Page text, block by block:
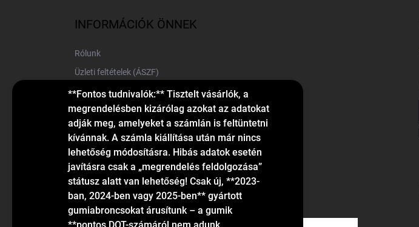
**Fontos tudnivalók:** Tisztelt vásárlók, a
megrendelésben kizárólag azokat az adatokat
adják meg, amelyeket a számlán is feltüntetni
kívánnak. A számla kiállítása után már nincs
lehetőség módosításra. Hibás adatok esetén
javításra csak a „megrendelés feldolgozása”
státusz alatt van lehetőség! Csak új, **2023-
ban, 2024-ben vagy 2025-ben** gyártott
gumiabroncsokat árusítunk – a gumik
INFORMÁCIÓK ÖNNEK
Rólunk
Üzleti feltételek (ÁSZF)
Elérhetőségek
Blog